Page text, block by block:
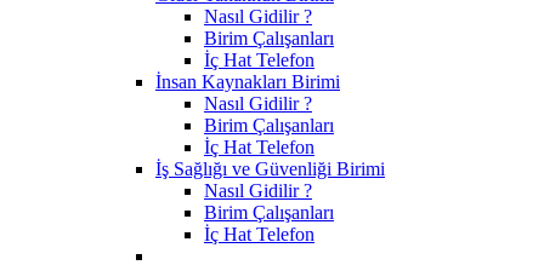
Nasıl Gidilir ?
Birim Çalışanları
İç Hat Telefon
İnsan Kaynakları Birimi
Nasıl Gidilir ?
Birim Çalışanları
İç Hat Telefon
İş Sağlığı ve Güvenliği Birimi
Nasıl Gidilir ?
Birim Çalışanları
İç Hat Telefon